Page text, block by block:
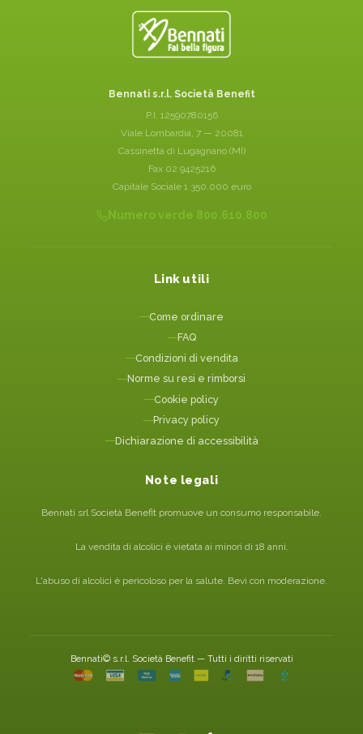
Bennati s.r.l. Società Benefit
P.I. 12590780156
Viale Lombardia, 7 — 20081
Cassinetta di Lugagnano (MI)
Fax 02 9425216
Capitale Sociale 1.350.000 euro
Numero verde 800.610.800
Link utili
Come ordinare
FAQ
Condizioni di vendita
Norme su resi e rimborsi
Cookie policy
Privacy policy
Dichiarazione di accessibilità
Note legali
Bennati srl Società Benefit promuove un consumo responsabile.
La vendita di alcolici è vietata ai minori di 18 anni.
L'abuso di alcolici è pericoloso per la salute. Bevi con moderazione.
Bennati© s.r.l. Società Benefit — Tutti i diritti riservati